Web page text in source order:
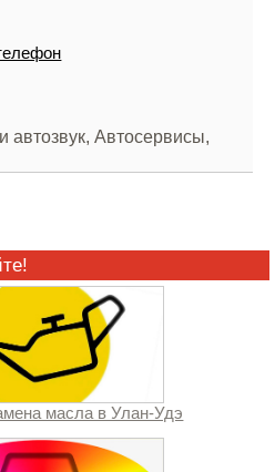
автозвук, Автосервисы,
масла в Улан-Удэ